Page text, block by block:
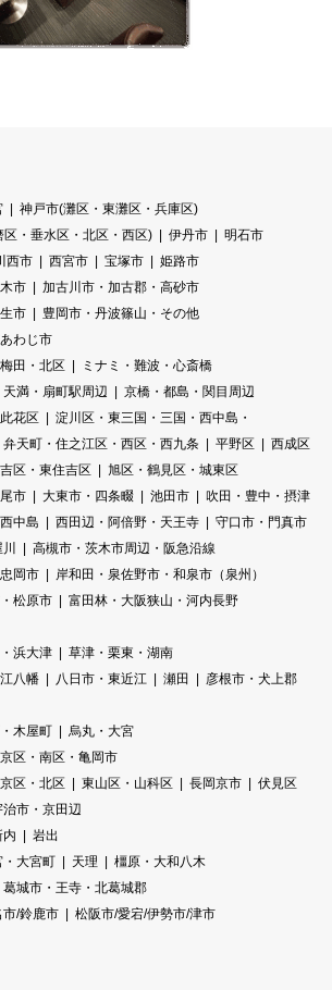
神戸市(灘区・東灘区・兵庫区)
・垂水区・北区・西区)
伊丹市
明石市
西市 西宮市 宝塚市
姫路市
市
加古川市・加古郡・高砂市
市
豊岡市・丹波篠山・その他
わじ市
田・北区
ミナミ・難波・心斎橋
天満・扇町駅周辺
京橋・都島・関目周辺
花区
淀川区・東三国・三国・西中島・
天町・住之江区・西区・西九条 平野区
西成区
区・東住吉区
旭区・鶴見区・城東区
市
大東市・四条畷 池田市
吹田・豊中・摂津
中島
西田辺・阿倍野・天王寺
守口市・門真市
高槻市・茨木市周辺・阪急沿線
岡市
岸和田・泉佐野市・和泉市（泉州）
松原市
富田林・大阪狭山・河内長野
浜大津
草津・栗東・湖南
八幡
八日市・東近江 瀬田
彦根市・犬上郡
木屋町
烏丸・大宮
区・南区・亀岡市
区・北区
東山区・山科区 長岡京市
伏見区
治市・京田辺
内
岩出
・大宮町 天理
橿原・大和八木
葛城市・王寺・北葛城郡
市/鈴鹿市
松阪市/愛宕/伊勢市/津市